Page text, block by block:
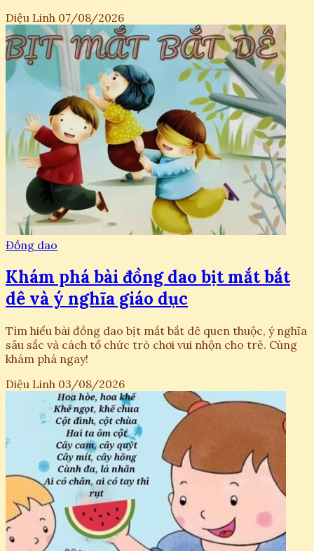
Diệu Linh 07/08/2026
Đồng dao
Khám phá bài đồng dao bịt mắt bắt
dê và ý nghĩa giáo dục
Tìm hiểu bài đồng dao bịt mắt bắt dê quen thuộc, ý nghĩa
sâu sắc và cách tổ chức trò chơi vui nhộn cho trẻ. Cùng
khám phá ngay!
Diệu Linh 03/08/2026